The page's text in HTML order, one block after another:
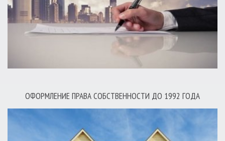
ОФОРМЛЕНИЕ ПРАВА СОБСТВЕННОСТИ ДО 1992 ГОДА